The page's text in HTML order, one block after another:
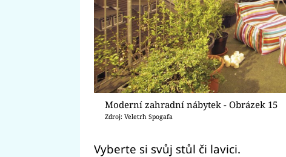
Moderní zahradní nábytek - Obrázek 15
Zdroj: Veletrh Spogafa
Vyberte si svůj stůl či lavici.